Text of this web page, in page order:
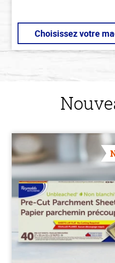
Choisissez votre